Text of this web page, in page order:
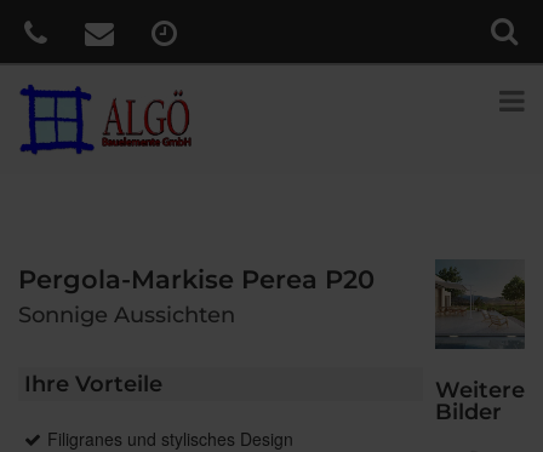
Pergola-Markise Perea P20
Sonnige Aussichten
Ihre Vorteile
Filigranes und stylisches Design
Weitere
Bilder